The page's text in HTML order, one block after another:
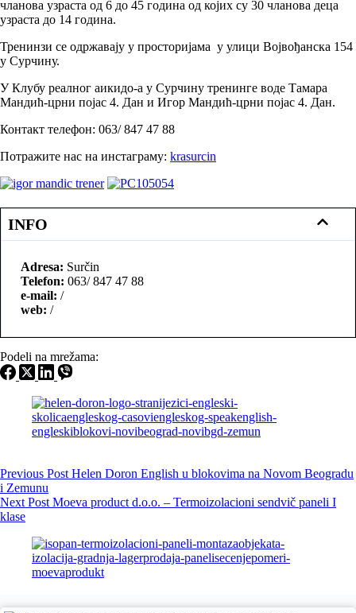
чланова узраста од 6 до 45 година од којих су 30 чланова деца
узраста до 14 година.
Тренинзи се одржавају у просторијама у улици Војвођанска 154
у Сурчину.
У Клубу реалног аикидо-а у Сурчину тренинге воде Тамара
Мандић-црни појас 4. Дан и Игор Мандић-црни појас 4. Дан.
Контакт телефон: 063/ 847 47 88
Потражите нас на инстаграму: krasurcin
INFO
Adresa: Surčin
Telefon: 063/ 847 47 88
e-mail: /
web: /
Podeli na mrežama:
Previous Post Helen Doron English u blokovima na Novom Beogradu
i Zemunu
Next Post Moeva product d.o.o. – Termoizolacioni sendvič paneli I
klase